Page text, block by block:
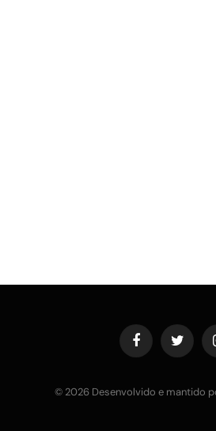
FacebookTwitter
© 2026 Desenvolvido e mantido